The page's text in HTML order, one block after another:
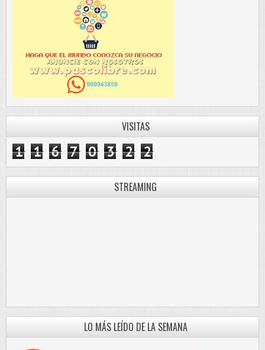
VISITAS
1 1 6 7 0 3 2 2
STREAMING
LO MÁS LEÍDO DE LA SEMANA